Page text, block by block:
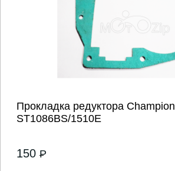
Прокладка редуктора Champion
ST1086BS/1510E
150 P